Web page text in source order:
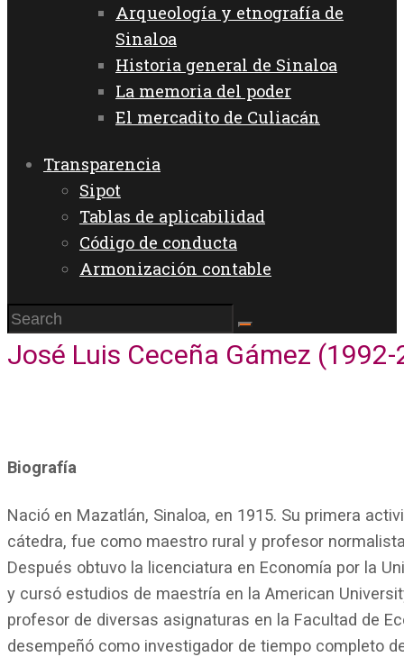
Arqueología y etnografía de
Sinaloa
Historia general de Sinaloa
La memoria del poder
El mercadito de Culiacán
Transparencia
Sipot
Tablas de aplicabilidad
Código de conducta
Armonización contable
José Luis Ceceña Gámez
Biografía
Nació en Mazatlán, Sinaloa, en 1915. Su primera
cátedra, fue como maestro rural y profesor
Después obtuvo la licenciatura en Economía por la
y cursó estudios de maestría en la American
profesor de diversas asignaturas en la Facultad de
desempeñó como investigador de tiempo completo